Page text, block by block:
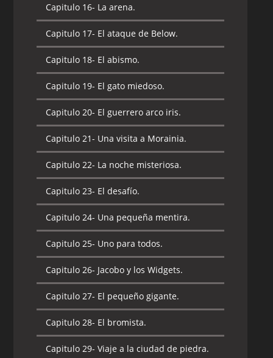
Capitulo 17- Daimar, el demonio.
Capitulo 18- Las criaturas del pantano.
Capitulo 19- Buscando a He-man.
Capitulo 20- El alba del dragón.
Capitulo 21- El primo real.
Capitulo 22- La canción de Celice.
Capitulo 23- El regreso del tío Orko.
Capitulo 24- El mago de la montaña
rocal.
Capitulo 25-Semilla diabólica.
Capitulo 26-Aventura en las tierras
oscuras.
Capitulo 27- El tío favorito de Orko.
Capitulo 28- La decepción.
Capitulo 29- El príncipe Adam y punto.
Capitulo 16- La arena.
Capitulo 17- El ataque de Below.
Capitulo 18- El abismo.
Capitulo 19- El gato miedoso.
Capitulo 20- El guerrero arco iris.
Capitulo 21- Una visita a Morainia.
Capitulo 22- La noche misteriosa.
Capitulo 23- El desafío.
Capitulo 24- Una pequeña mentira.
Capitulo 25- Uno para todos.
Capitulo 26- Jacobo y los Widgets.
Capitulo 27- El pequeño gigante.
Capitulo 28- El bromista.
Capitulo 29- Viaje a la ciudad de piedra.